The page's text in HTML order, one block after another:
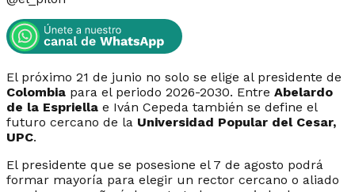
El próximo 21 de junio no solo se elige al presidente de
Colombia para el periodo 2026-2030. Entre Abelardo
de la Espriella e Iván Cepeda también se define el
futuro cercano de la Universidad Popular del Cesar,
UPC.
El presidente que se posesione el 7 de agosto podrá
formar mayoría para elegir un rector cercano o aliado